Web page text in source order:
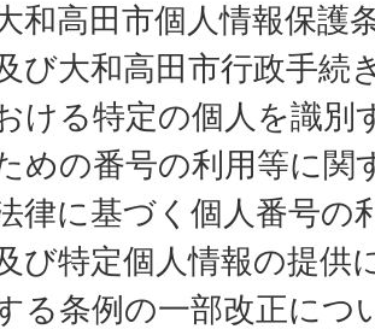
和高田市個人情報保護
び大和高田市行政手続
ける特定の個人を識別
めの番号の利用等に関
律に基づく個人番号の
び特定個人情報の提供
る条例の一部改正につ